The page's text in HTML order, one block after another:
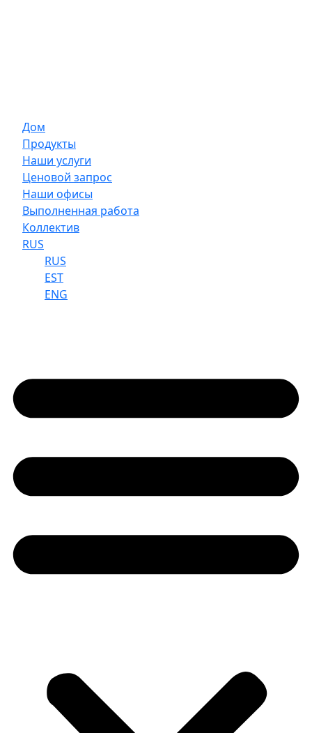
Дом
Продукты
Наши услуги
Ценовой запрос
Наши офисы
Выполненная работа
Коллектив
RUS
RUS
EST
ENG